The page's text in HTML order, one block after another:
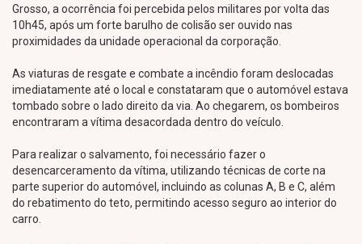
Grosso, a ocorrência foi percebida pelos militares por volta das
10h45, após um forte barulho de colisão ser ouvido nas
proximidades da unidade operacional da corporação.
As viaturas de resgate e combate a incêndio foram deslocadas
imediatamente até o local e constataram que o automóvel estava
tombado sobre o lado direito da via. Ao chegarem, os bombeiros
encontraram a vítima desacordada dentro do veículo.
Para realizar o salvamento, foi necessário fazer o
desencarceramento da vítima, utilizando técnicas de corte na
parte superior do automóvel, incluindo as colunas A, B e C, além
do rebatimento do teto, permitindo acesso seguro ao interior do
carro.